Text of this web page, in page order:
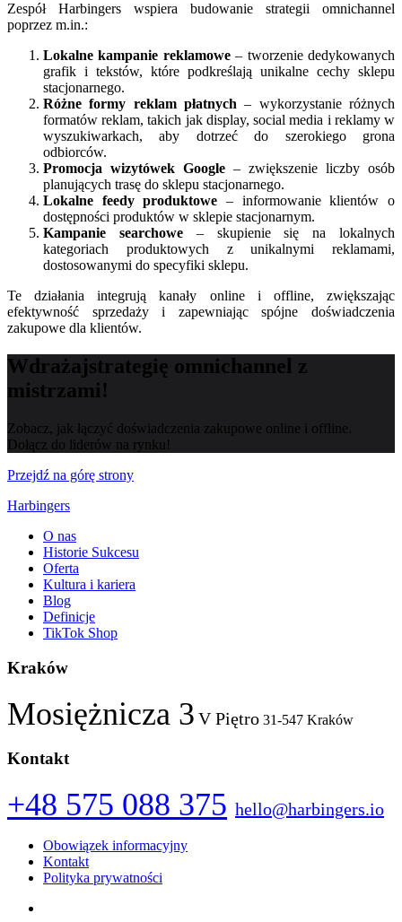
Zespół Harbingers wspiera budowanie strategii omnichannel
poprzez m.in.:
Lokalne kampanie reklamowe– tworzenie dedykowanych
grafik i tekstów, które podkreślają unikalne cechy sklepu
stacjonarnego.
Różne formy reklam płatnych – wykorzystanie różnych
formatów reklam, takich jak display, social media i reklamy w
wyszukiwarkach, aby dotrzeć do szerokiego grona
odbiorców.
Promocja wizytówek Google – zwiększenie liczby osób
planujących trasę do sklepu stacjonarnego.
Lokalne feedy produktowe – informowanie klientów o
dostępności produktów w sklepie stacjonarnym.
Kampanie searchowe– skupienie się na lokalnych
kategoriach produktowych z unikalnymi reklamami,
dostosowanymi do specyfiki sklepu.
Te działania integrują kanały online i offline, zwiększając
efektywność sprzedaży i zapewniając spójne doświadczenia
zakupowe dla klientów.
Wdrażajstrategię omnichannel z
mistrzami!
Zobacz, jak łączyć doświadczenia zakupowe online i offline.
Dołącz do liderów na rynku!
Przejdź na górę strony
Harbingers
O nas
Historie Sukcesu
Oferta
Kultura i kariera
Blog
Definicje
TikTok Shop
Kraków
Mosiężnicza 3 V Piętro 31-547 Kraków
Kontakt
+48 575 088 375 hello@harbingers.io
Obowiązek informacyjny
Kontakt
Polityka prywatności